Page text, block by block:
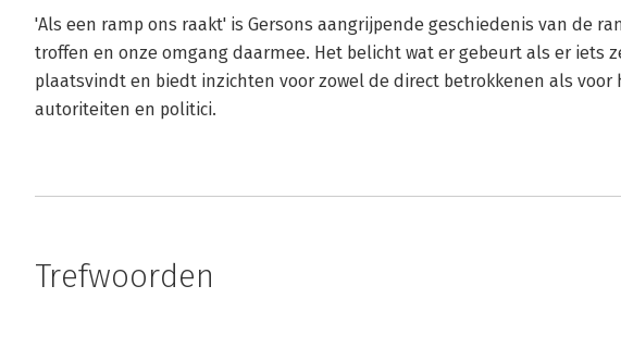
'Als een ramp ons raakt' is Gersons aangrijpende geschiedenis van de
troffen en onze omgang daarmee. Het belicht wat er gebeurt als er iets
plaatsvindt en biedt inzichten voor zowel de direct betrokkenen als voor
autoriteiten en politici.
Trefwoorden